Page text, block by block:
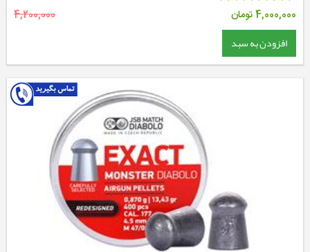
4,000,000تومان 4,200,000
افزودن به سبد